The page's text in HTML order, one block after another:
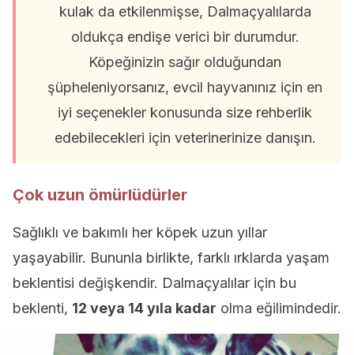
kulak da etkilenmişse, Dalmaçyalılarda
oldukça endişe verici bir durumdur.
Köpeğinizin sağır olduğundan
şüpheleniyorsanız, evcil hayvanınız için en
iyi seçenekler konusunda size rehberlik
edebilecekleri için veterinerinize danışın.
Çok uzun ömürlüdürler
Sağlıklı ve bakımlı her köpek uzun yıllar
yaşayabilir. Bununla birlikte, farklı ırklarda yaşam
beklentisi değişkendir. Dalmaçyalılar için bu
beklenti, 12 veya 14 yıla kadar olma eğilimindedir.